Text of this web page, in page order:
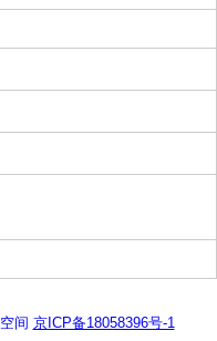
间 京ICP备18058396号-1